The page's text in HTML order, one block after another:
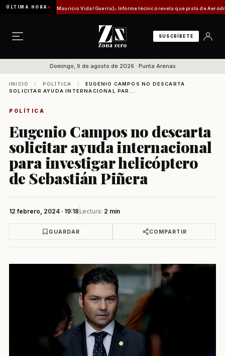
ÚLTIMA HORA
[Por Mauricio Vidal Guerra] Informe técnico revela que pista de Aeródromo
SUSCRÍBETE
Domingo, 9 de agosto de 2026 · Punta Arenas
INICIO / POLÍTICA /
EUGENIO CAMPOS NO DESCARTA
SOLICITAR AYUDA INTERNACIONAL PAR...
POLÍTICA
Eugenio Campos no descarta
solicitar ayuda internacional
para investigar helicóptero
de Sebastián Piñera
12 febrero, 2024 · 19:18 Lectura: 2 min
GUARDAR COMPARTIR